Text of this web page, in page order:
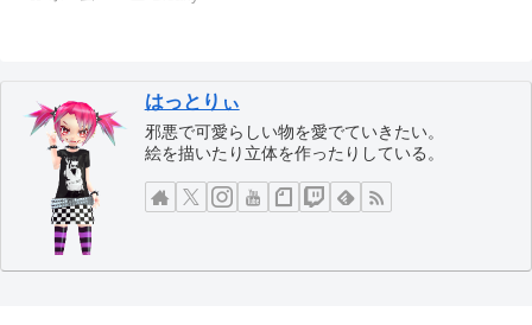
はっとりぃ
邪悪で可愛らしい物を愛でていきたい。
絵を描いたり立体を作ったりしている。